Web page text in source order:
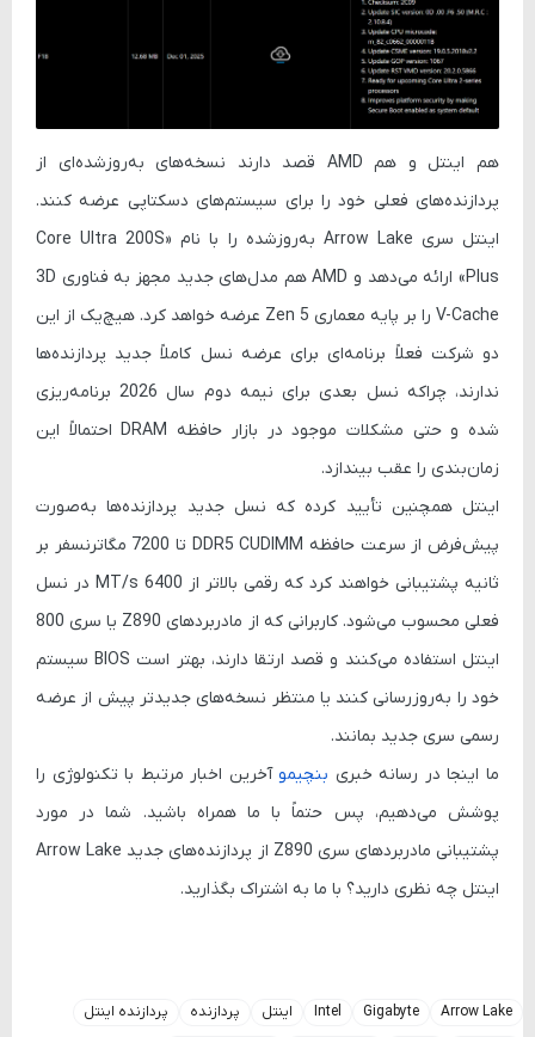
هم اینتل و هم AMD قصد دارند نسخه‌های به‌روزشده‌ای از
پردازنده‌های فعلی خود را برای سیستم‌های دسکتاپی عرضه کنند.
اینتل سری Arrow Lake به‌روزشده را با نام «Core Ultra 200S
Plus» ارائه می‌دهد و AMD هم مدل‌های جدید مجهز به فناوری 3D
V-Cache را بر پایه معماری Zen 5 عرضه خواهد کرد. هیچ‌یک از این
دو شرکت فعلاً برنامه‌ای برای عرضه نسل کاملاً جدید پردازنده‌ها
ندارند، چراکه نسل بعدی برای نیمه دوم سال 2026 برنامه‌ریزی
شده و حتی مشکلات موجود در بازار حافظه DRAM احتمالاً این
زمان‌بندی را عقب بیندازد.
اینتل همچنین تأیید کرده که نسل جدید پردازنده‌ها به‌صورت
پیش‌فرض از سرعت حافظه DDR5 CUDIMM تا 7200 مگاترنسفر بر
ثانیه پشتیبانی خواهند کرد که رقمی بالاتر از 6400 MT/s در نسل
فعلی محسوب می‌شود. کاربرانی که از مادربردهای Z890 یا سری 800
اینتل استفاده می‌کنند و قصد ارتقا دارند، بهتر است BIOS سیستم
خود را به‌روزرسانی کنند یا منتظر نسخه‌های جدیدتر پیش از عرضه
رسمی سری جدید بمانند.
ما اینجا در رسانه خبری بنچیمو آخرین اخبار مرتبط با تکنولوژی را
پوشش می‌دهیم، پس حتماً با ما همراه باشید. شما در مورد
پشتیبانی مادربردهای سری Z890 از پردازنده‌های جدید Arrow Lake
اینتل چه نظری دارید؟ با ما به اشتراک بگذارید.
Arrow Lake
Gigabyte
Intel اینتل پردازنده
پردازنده اینتل